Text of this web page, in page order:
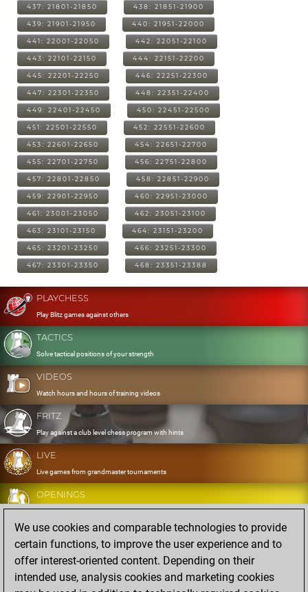
437: 21801-21850 438: 21851-21900
439: 21901-21950 440: 21951-22000
441: 22001-22050 442: 22051-22100
443: 22101-22150 444: 22151-22200
445: 22201-22250 446: 22251-22300
447: 22301-22350 448: 22351-22400
449: 22401-22450 450: 22451-22500
451: 22501-22550 452: 22551-22600
453: 22601-22650 454: 22651-22700
455: 22701-22750 456: 22751-22800
457: 22801-22850 458: 22851-22900
459: 22901-22950 460: 22951-23000
461: 23001-23050 462: 23051-23100
463: 23101-23150 464: 23151-23200
465: 23201-23250 466: 23251-23300
467: 23301-23350 468: 23351-23388
PLAYCHESS
Play Blitz games against others
TACTICS
Solve tactical positions of your strength
VIDEOS
Watch hours and hours of training videos
FRITZ
Play against a club level chess program with hints
LIVE
Live games from grandmaster tournaments
OPENINGS
Develop and exercise your openings
DATABASE
Eight million strong games
MYGAMES
Store and analyse your own games in the cloud
We use cookies and comparable technologies to provide
certain functions, to improve the user experience and to
offer interest-oriented content. Depending on their
intended use, analysis cookies and marketing cookies